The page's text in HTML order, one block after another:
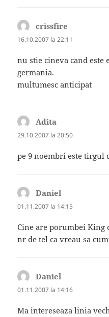
crissfire
16.10.2007 la 22:11
nu stie cineva cand este
germania.
multumesc anticipat
Adita
29.10.2007 la 20:50
pe 9 noembri este tirgul
Daniel
01.11.2007 la 14:15
Cine are porumbei King
nr de tel ca vreau sa
Daniel
01.11.2007 la 14:16
Ma intereseaza linia